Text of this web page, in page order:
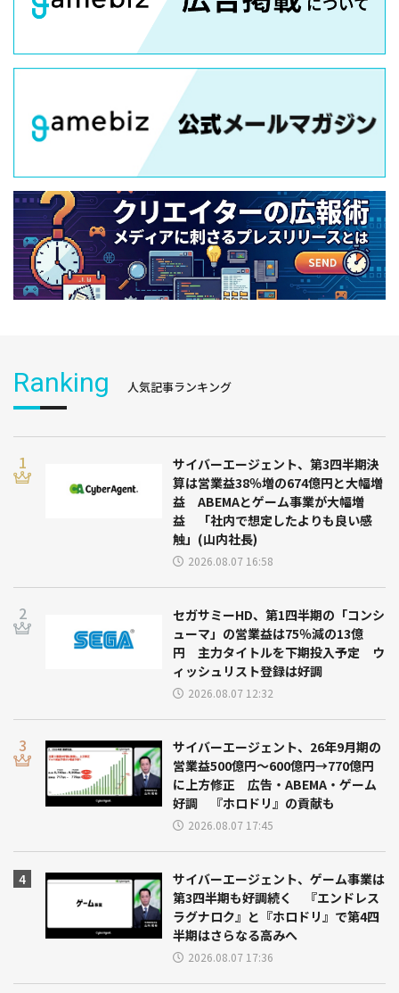
Ranking 人気記事ランキング
サイバーエージェント、第3四半期決
算は営業益38％増の674億円と大幅増
益 ABEMAとゲーム事業が大幅増
益 「社内で想定したよりも良い感
触」(山内社長)
2026.08.07 16:58
セガサミーHD、第1四半期の「コンシ
ューマ」の営業益は75％減の13億
円 主力タイトルを下期投入予定 ウ
ィッシュリスト登録は好調
2026.08.07 12:32
サイバーエージェント、26年9月期の
営業益500億円～600億円→770億円
に上方修正 広告・ABEMA・ゲーム
好調 『ホロドリ』の貢献も
2026.08.07 17:45
サイバーエージェント、ゲーム事業は
第3四半期も好調続く 『エンドレス
ラグナロク』と『ホロドリ』で第4四
半期はさらなる高みへ
2026.08.07 17:36